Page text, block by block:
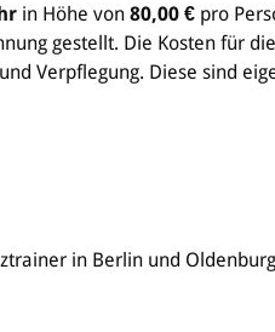
in Höhe von 80,00 € pro
gestellt. Die Kosten für die
Verpflegung. Diese sind
in Berlin und